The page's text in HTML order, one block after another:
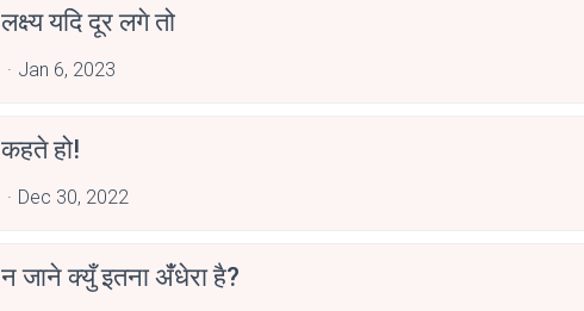
लक्ष्य यदि दूर लगे तो
Jan 6, 2023
कहते हो!
Dec 30, 2022
न जाने क्युँ इतना अंँधेरा है?